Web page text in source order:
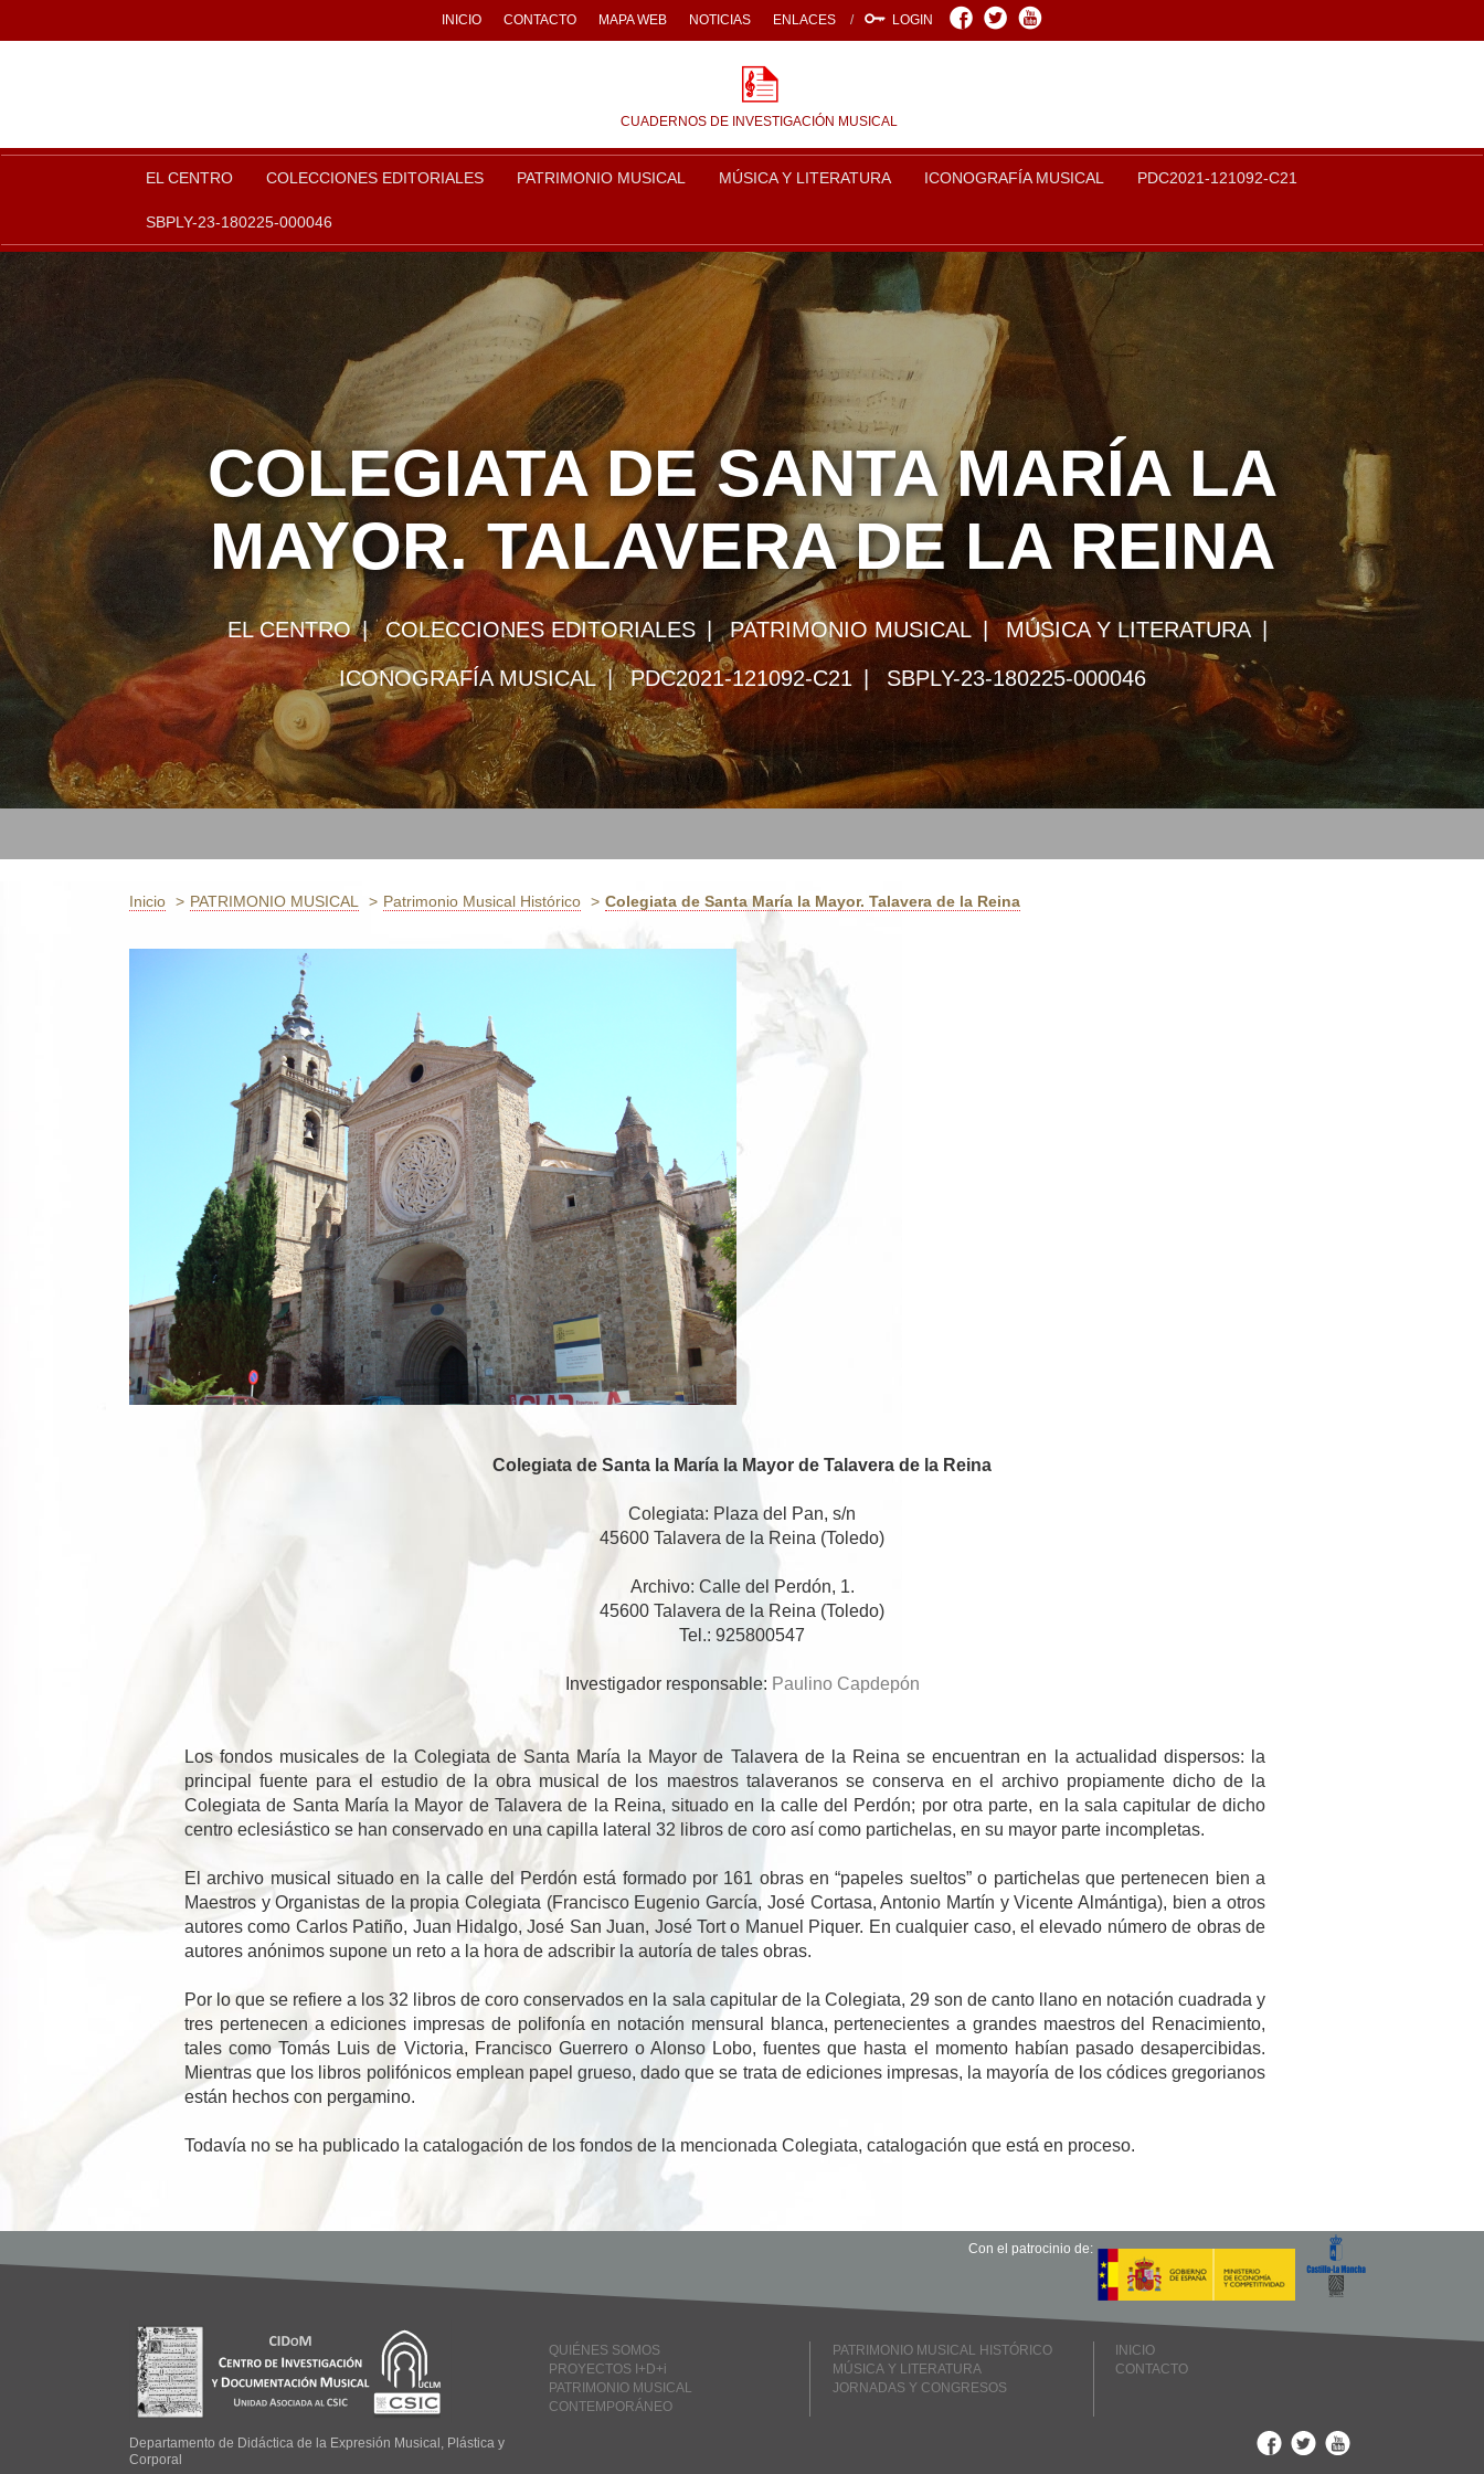
INICIO CONTACTO MAPA WEB NOTICIAS ENLACES LOGIN Facebook
TwitterYoutube
CUADERNOS DE INVESTIGACIÓN MUSICAL
EL CENTRO COLECCIONES EDITORIALES PATRIMONIO MUSICAL MÚSICA Y LITERATURA ICONOGRAFÍA MUSICAL PDC2021-121092-C21
SBPLY-23-180225-000046
COLEGIATA DE SANTA MARÍA LA
MAYOR. TALAVERA DE LA REINA
EL CENTRO COLECCIONES EDITORIALES PATRIMONIO MUSICAL
MÚSICA Y LITERATURA
ICONOGRAFÍA MUSICAL
PDC2021-121092-C21 SBPLY-23-180225-000046
Inicio PATRIMONIO MUSICAL Patrimonio Musical Histórico Colegiata de Santa María la Mayor. Talavera de la Reina
Colegiata de Santa la María la Mayor de Talavera de la Reina
Colegiata: Plaza del Pan, s/n
45600 Talavera de la Reina (Toledo)
Archivo: Calle del Perdón, 1.
45600 Talavera de la Reina (Toledo)
Tel.: 925800547
Investigador responsable: Paulino Capdepón
Los fondos musicales de la Colegiata de Santa María la Mayor de Talavera de la Reina se encuentran en la actualidad dispersos: la
principal fuente para el estudio de la obra musical de los maestros talaveranos se conserva en el archivo propiamente dicho de la
Colegiata de Santa María la Mayor de Talavera de la Reina, situado en la calle del Perdón; por otra parte, en la sala capitular de dicho
centro eclesiástico se han conservado en una capilla lateral 32 libros de coro así como partichelas, en su mayor parte incompletas.
El archivo musical situado en la calle del Perdón está formado por 161 obras en “papeles sueltos” o partichelas que pertenecen bien a
Maestros y Organistas de la propia Colegiata (Francisco Eugenio García, José Cortasa, Antonio Martín y Vicente Almántiga), bien a otros
autores como Carlos Patiño, Juan Hidalgo, José San Juan, José Tort o Manuel Piquer. En cualquier caso, el elevado número de obras de
autores anónimos supone un reto a la hora de adscribir la autoría de tales obras.
Por lo que se refiere a los 32 libros de coro conservados en la sala capitular de la Colegiata, 29 son de canto llano en notación cuadrada y
tres pertenecen a ediciones impresas de polifonía en notación mensural blanca, pertenecientes a grandes maestros del Renacimiento,
tales como Tomás Luis de Victoria, Francisco Guerrero o Alonso Lobo, fuentes que hasta el momento habían pasado desapercibidas.
Mientras que los libros polifónicos emplean papel grueso, dado que se trata de ediciones impresas, la mayoría de los códices gregorianos
están hechos con pergamino.
Todavía no se ha publicado la catalogación de los fondos de la mencionada Colegiata, catalogación que está en proceso.
Departamento de Didáctica de la Expresión Musical, Plástica y
Corporal
QUIÉNES SOMOS
PROYECTOS I+D+i
PATRIMONIO MUSICAL
CONTEMPORÁNEO
PATRIMONIO MUSICAL HISTÓRICO
MÚSICA Y LITERATURA
JORNADAS Y CONGRESOS
INICIO
CONTACTO
Facebook
TwitterYoutube
Con el patrocinio de: